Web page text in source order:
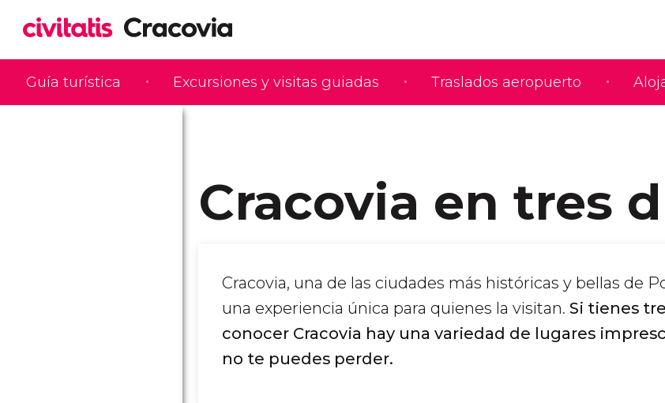
Guía turística Excursiones y visitas guiadas Traslados aeropuerto
Cracovia en tres
Cracovia, una de las ciudades más históricas y bellas de
una experiencia única para quienes la visitan. Si tienes
conocer Cracovia hay una variedad de lugares
no te puedes perder.